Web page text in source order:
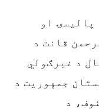
او
قانت د
۱۴۰۵ لمریزکال د غبرګولي
جمهوریت د
د